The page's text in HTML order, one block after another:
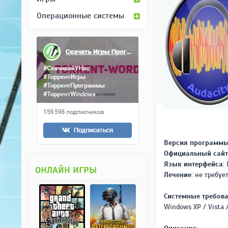
Версия
Официальный
Язык интерфейса:
Лечение:не
Системные
Windows XP / Vista
Операционные системы
ОНЛАЙН ИГРЫ